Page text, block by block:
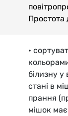
Простота
•
білизну
стані в
прання
мішок